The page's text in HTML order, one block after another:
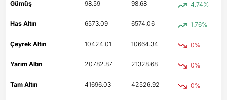
Gümüş 98.59 98.68 4.74%
Has Altın 6573.09 6574.06 1.76%
Çeyrek Altın 10424.01 10664.34 0%
Yarım Altın 20782.87 21328.68 0%
Tam Altın 41696.03 42526.92 0%